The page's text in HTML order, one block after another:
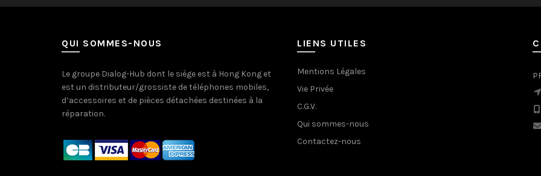
QUI SOMMES-NOUS
Le groupe Dialog-Hub dont le siège est à Hong Kong et
est un distributeur/grossiste de téléphones mobiles,
d’accessoires et de pièces détachées destinées à la
réparation.
LIENS UTILES
Mentions Légales
Vie Privée
C.G.V.
Qui sommes-nous
Contactez-nous